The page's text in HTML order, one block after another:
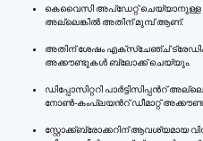
കെവൈസി അപ്ഡേറ്റ് ചെയ്യാനുള്ള
അല്ലെങ്കിൽ അതിന് മുമ്പ് ആണ്.
അതിന് ശേഷം എക്സ്ചേഞ്ച്
അക്കൗണ്ടുകൾ ബ്ലോക്ക് ചെയ്യും.
ഡിപ്പോസിറ്ററി പാർട്ടിസിപ്പന്‍റ്
നോൺ-കംപ്ലയന്‍റ് ഡീമാറ്റ്
സ്റ്റോക്ക്ബ്രോക്കറിന് ആവശ്യമായ